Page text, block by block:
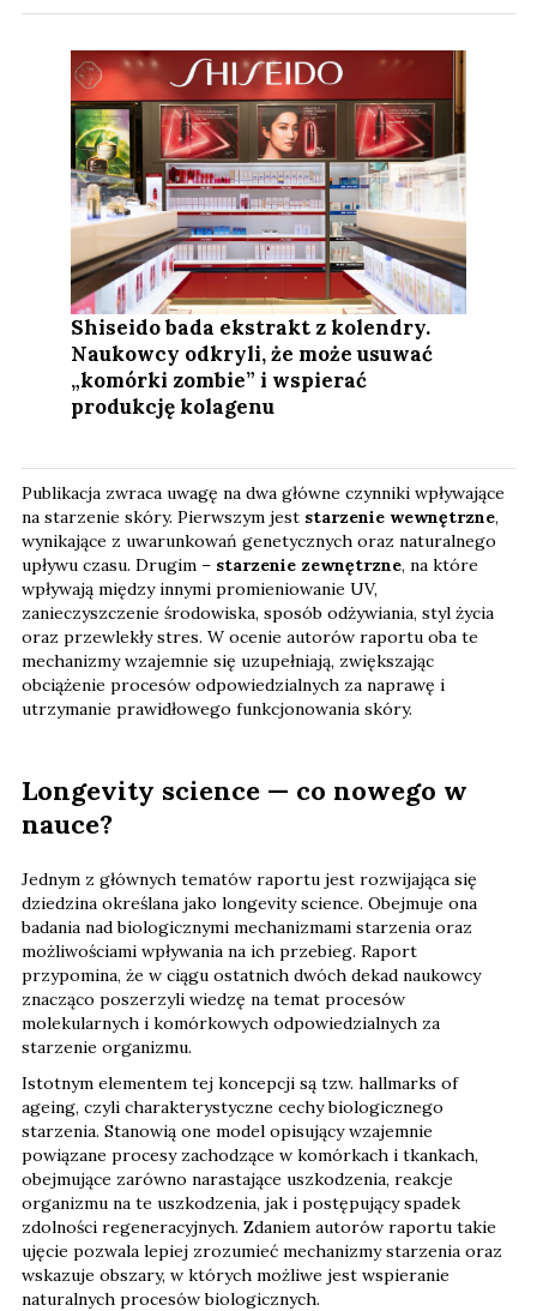
Shiseido bada ekstrakt z kolendry.
Naukowcy odkryli, że może usuwać
„komórki zombie” i wspierać
produkcję kolagenu
Publikacja zwraca uwagę na dwa główne czynniki wpływające
na starzenie skóry. Pierwszym jest starzenie wewnętrzne,
wynikające z uwarunkowań genetycznych oraz naturalnego
upływu czasu. Drugim – starzenie zewnętrzne, na które
wpływają między innymi promieniowanie UV,
zanieczyszczenie środowiska, sposób odżywiania, styl życia
oraz przewlekły stres. W ocenie autorów raportu oba te
mechanizmy wzajemnie się uzupełniają, zwiększając
obciążenie procesów odpowiedzialnych za naprawę i
utrzymanie prawidłowego funkcjonowania skóry.
Longevity science — co nowego w
nauce?
Jednym z głównych tematów raportu jest rozwijająca się
dziedzina określana jako longevity science. Obejmuje ona
badania nad biologicznymi mechanizmami starzenia oraz
możliwościami wpływania na ich przebieg. Raport
przypomina, że w ciągu ostatnich dwóch dekad naukowcy
znacząco poszerzyli wiedzę na temat procesów
molekularnych i komórkowych odpowiedzialnych za
starzenie organizmu.
Istotnym elementem tej koncepcji są tzw. hallmarks of
ageing, czyli charakterystyczne cechy biologicznego
starzenia. Stanowią one model opisujący wzajemnie
powiązane procesy zachodzące w komórkach i tkankach,
obejmujące zarówno narastające uszkodzenia, reakcje
organizmu na te uszkodzenia, jak i postępujący spadek
zdolności regeneracyjnych. Zdaniem autorów raportu takie
ujęcie pozwala lepiej zrozumieć mechanizmy starzenia oraz
wskazuje obszary, w których możliwe jest wspieranie
naturalnych procesów biologicznych.